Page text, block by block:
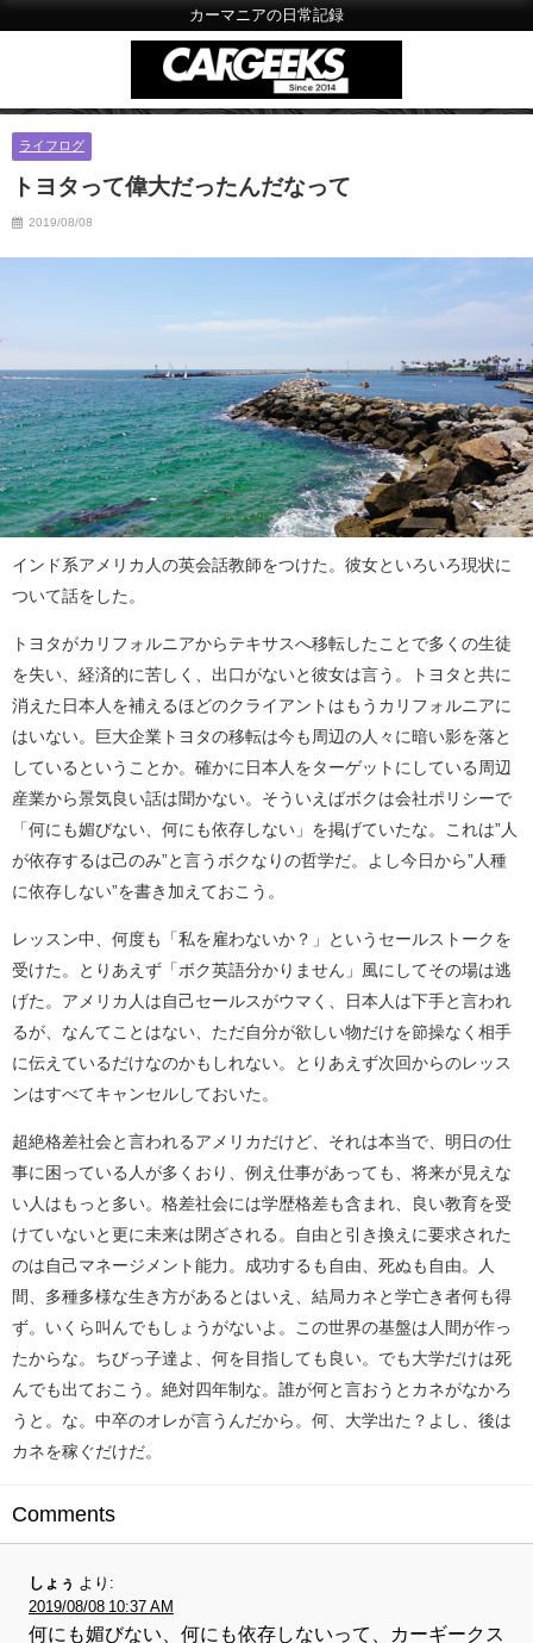
カーマニアの日常記録
ライフログ
トヨタって偉大だったんだなって
2019/08/08
インド系アメリカ人の英会話教師をつけた。彼女といろいろ現状に
ついて話をした。
トヨタがカリフォルニアからテキサスへ移転したことで多くの生徒
を失い、経済的に苦しく、出口がないと彼女は言う。トヨタと共に
消えた日本人を補えるほどのクライアントはもうカリフォルニアに
はいない。巨大企業トヨタの移転は今も周辺の人々に暗い影を落と
しているということか。確かに日本人をターゲットにしている周辺
産業から景気良い話は聞かない。そういえばボクは会社ポリシーで
「何にも媚びない、何にも依存しない」を掲げていたな。これは”人
が依存するは己のみ”と言うボクなりの哲学だ。よし今日から”人種
に依存しない”を書き加えておこう。
レッスン中、何度も「私を雇わないか？」というセールストークを
受けた。とりあえず「ボク英語分かりません」風にしてその場は逃
げた。アメリカ人は自己セールスがウマく、日本人は下手と言われ
るが、なんてことはない、ただ自分が欲しい物だけを節操なく相手
に伝えているだけなのかもしれない。とりあえず次回からのレッス
ンはすべてキャンセルしておいた。
超絶格差社会と言われるアメリカだけど、それは本当で、明日の仕
事に困っている人が多くおり、例え仕事があっても、将来が見えな
い人はもっと多い。格差社会には学歴格差も含まれ、良い教育を受
けていないと更に未来は閉ざされる。自由と引き換えに要求された
のは自己マネージメント能力。成功するも自由、死ぬも自由。人
間、多種多様な生き方があるとはいえ、結局カネと学亡き者何も得
ず。いくら叫んでもしょうがないよ。この世界の基盤は人間が作っ
たからな。ちびっ子達よ、何を目指しても良い。でも大学だけは死
んでも出ておこう。絶対四年制な。誰が何と言おうとカネがなかろ
うと。な。中卒のオレが言うんだから。何、大学出た？よし、後は
カネを稼ぐだけだ。
Comments
しょぅ
より:
2019/08/08 10:37 AM
何にも媚びない、何にも依存しないって、カーギークス